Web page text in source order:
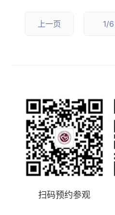
上一页 1/6
扫码预约参观